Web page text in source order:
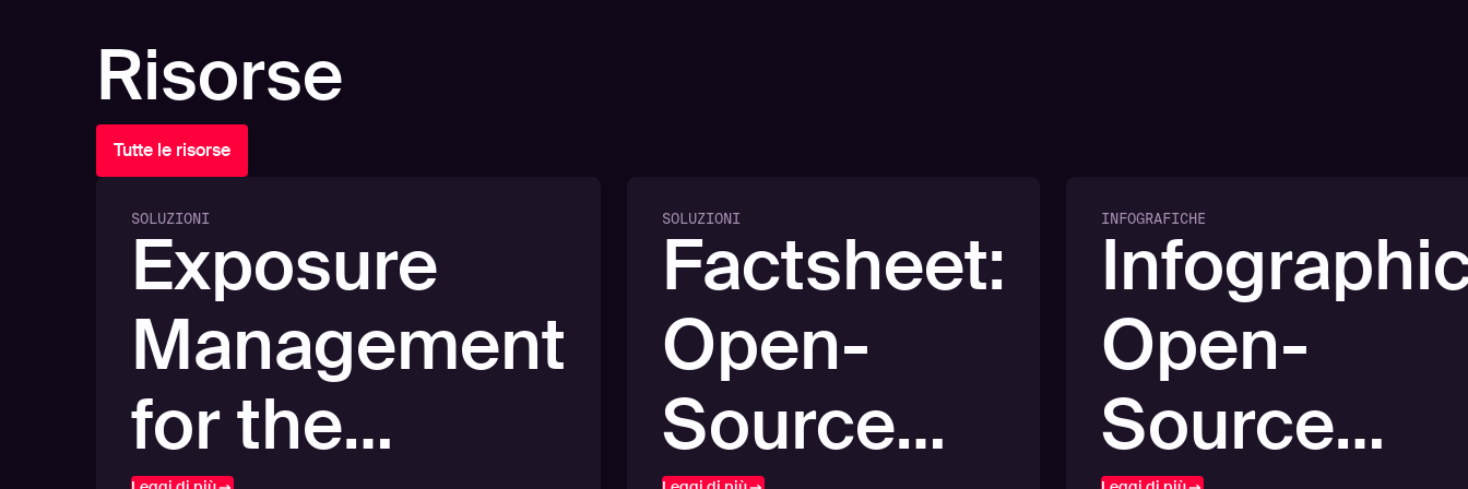
Risorse
Tutte le risorse
SOLUZIONI
Exposure
Management
for the
SOLUZIONI
Factsheet:
Open-
Source
INFOGRAFICHE
Open-
Source